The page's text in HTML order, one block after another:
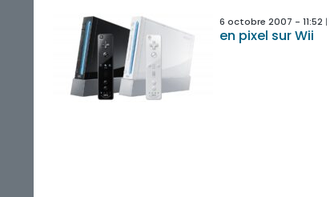
6 octobre 2007 - 11:52
en pixel sur Wii